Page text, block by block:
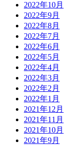
2022年10月
2022年9月
2022年8月
2022年7月
2022年6月
2022年5月
2022年4月
2022年3月
2022年2月
2022年1月
2021年12月
2021年11月
2021年10月
2021年9月